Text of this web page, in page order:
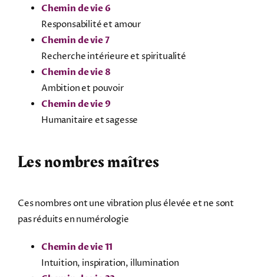
Chemin de vie 6
Responsabilité et amour
Chemin de vie 7
Recherche intérieure et spiritualité
Chemin de vie 8
Ambition et pouvoir
Chemin de vie 9
Humanitaire et sagesse
Les nombres maîtres
Ces nombres ont une vibration plus élevée et ne sont
pas réduits en numérologie
Chemin de vie 11
Intuition, inspiration, illumination